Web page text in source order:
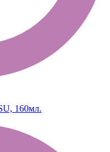
160мл.